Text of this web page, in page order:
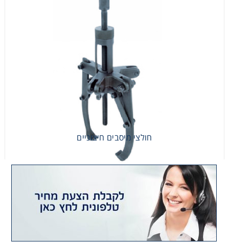
חולצי מיסבים חיצוניים
חולצי מיסבים חיצוניים